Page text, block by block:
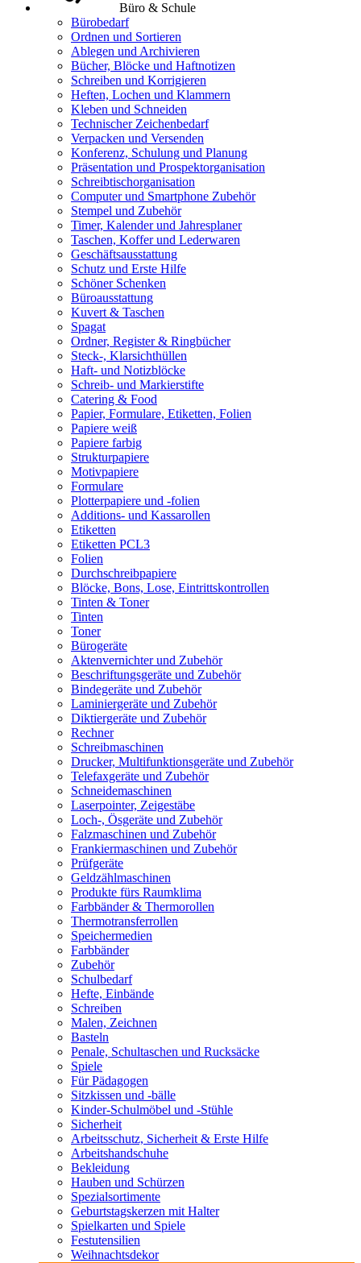
Büro & Schule
Bürobedarf
Ordnen und Sortieren
Ablegen und Archivieren
Bücher, Blöcke und Haftnotizen
Schreiben und Korrigieren
Heften, Lochen und Klammern
Kleben und Schneiden
Technischer Zeichenbedarf
Verpacken und Versenden
Konferenz, Schulung und Planung
Präsentation und Prospektorganisation
Schreibtischorganisation
Computer und Smartphone Zubehör
Stempel und Zubehör
Timer, Kalender und Jahresplaner
Taschen, Koffer und Lederwaren
Geschäftsausstattung
Schutz und Erste Hilfe
Schöner Schenken
Büroausstattung
Kuvert & Taschen
Spagat
Ordner, Register & Ringbücher
Steck-, Klarsichthüllen
Haft- und Notizblöcke
Schreib- und Markierstifte
Catering & Food
Papier, Formulare, Etiketten, Folien
Papiere weiß
Papiere farbig
Strukturpapiere
Motivpapiere
Formulare
Plotterpapiere und -folien
Additions- und Kassarollen
Etiketten
Etiketten PCL3
Folien
Durchschreibpapiere
Blöcke, Bons, Lose, Eintrittskontrollen
Tinten & Toner
Tinten
Toner
Bürogeräte
Aktenvernichter und Zubehör
Beschriftungsgeräte und Zubehör
Bindegeräte und Zubehör
Laminiergeräte und Zubehör
Diktiergeräte und Zubehör
Rechner
Schreibmaschinen
Drucker, Multifunktionsgeräte und Zubehör
Telefaxgeräte und Zubehör
Schneidemaschinen
Laserpointer, Zeigestäbe
Loch-, Ösgeräte und Zubehör
Falzmaschinen und Zubehör
Frankiermaschinen und Zubehör
Prüfgeräte
Geldzählmaschinen
Produkte fürs Raumklima
Farbbänder & Thermorollen
Thermotransferrollen
Speichermedien
Farbbänder
Zubehör
Schulbedarf
Hefte, Einbände
Schreiben
Malen, Zeichnen
Basteln
Penale, Schultaschen und Rucksäcke
Spiele
Für Pädagogen
Sitzkissen und -bälle
Kinder-Schulmöbel und -Stühle
Sicherheit
Arbeitsschutz, Sicherheit & Erste Hilfe
Arbeitshandschuhe
Bekleidung
Hauben und Schürzen
Spezialsortimente
Geburtstagskerzen mit Halter
Spielkarten und Spiele
Festutensilien
Weihnachtsdekor